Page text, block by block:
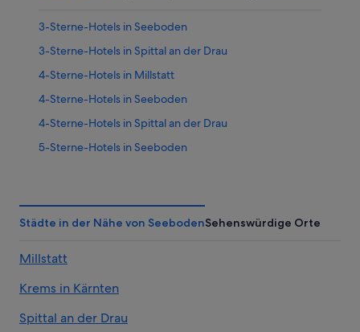
3-Sterne-Hotels in Seeboden
3-Sterne-Hotels in Spittal an der Drau
4-Sterne-Hotels in Millstatt
4-Sterne-Hotels in Seeboden
4-Sterne-Hotels in Spittal an der Drau
5-Sterne-Hotels in Seeboden
Hotels nahe Burg Sommeregg und Foltermuseum
Cottages in Gemeinde Mallnitz
Hütten in Gemeinde Mallnitz
Pensionen in Gemeinde Mallnitz
Städte in der Nähe von SeebodenSehenswürdige Orte
Millstatt
Krems in Kärnten
Spittal an der Drau